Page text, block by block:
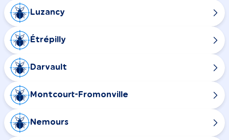
Luzancy
Étrépilly
Darvault
Montcourt-Fromonville
Nemours